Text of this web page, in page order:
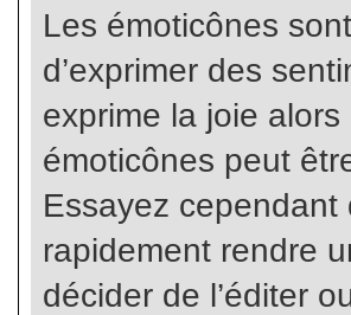
Les émoticônes
d’exprimer des
exprime la joie
émoticônes peut
Essayez
rapidement rendre
décider de l’éditer